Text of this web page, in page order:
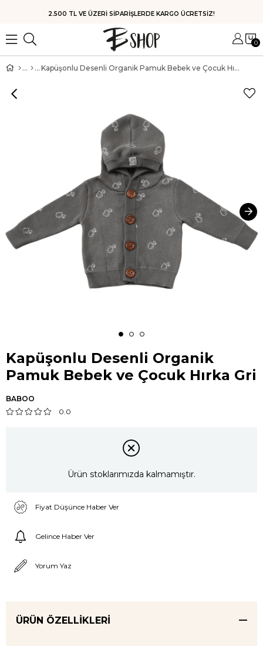
2.500 TL VE ÜZERİ SİPARİŞLERDE KARGO ÜCRETSİZ!
0
Kapüşonlu Desenli Organik Pamuk Bebek ve Çocuk Hırka Gri
Kapüşonlu Desenli Organik
Pamuk Bebek ve Çocuk Hırka Gri
BABOO
0.0
Ürün stoklarımızda kalmamıştır.
Fiyat Düşünce Haber Ver
Gelince Haber Ver
Yorum Yaz
ÜRÜN ÖZELLIKLERI